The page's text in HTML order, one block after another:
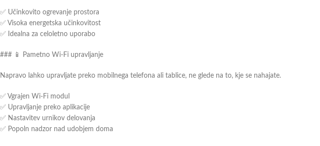
✅ Učinkovito ogrevanje prostora
✅ Visoka energetska učinkovitost
✅ Idealna za celoletno uporabo
### 📱 Pametno Wi-Fi upravljanje
Napravo lahko upravljate preko mobilnega telefona ali tablice, ne glede na to, kje se nahajate.
✅ Vgrajen Wi-Fi modul
✅ Upravljanje preko aplikacije
✅ Nastavitev urnikov delovanja
✅ Popoln nadzor nad udobjem doma